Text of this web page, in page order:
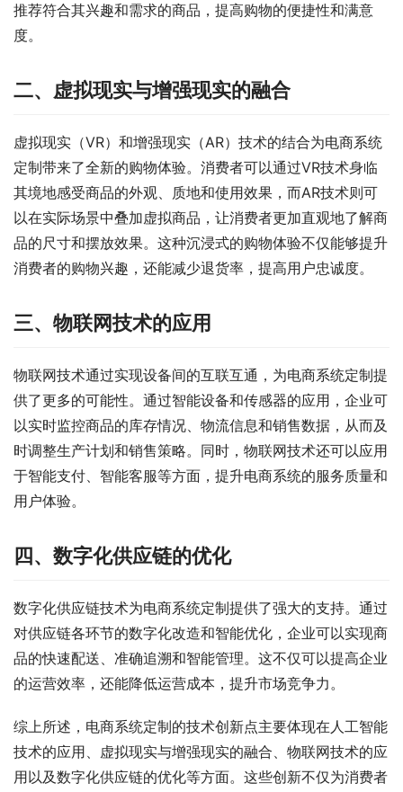
推荐符合其兴趣和需求的商品，提高购物的便捷性和满意
度。
二、虚拟现实与增强现实的融合
虚拟现实（VR）和增强现实（AR）技术的结合为电商系统
定制带来了全新的购物体验。消费者可以通过VR技术身临
其境地感受商品的外观、质地和使用效果，而AR技术则可
以在实际场景中叠加虚拟商品，让消费者更加直观地了解商
品的尺寸和摆放效果。这种沉浸式的购物体验不仅能够提升
消费者的购物兴趣，还能减少退货率，提高用户忠诚度。
三、物联网技术的应用
物联网技术通过实现设备间的互联互通，为电商系统定制提
供了更多的可能性。通过智能设备和传感器的应用，企业可
以实时监控商品的库存情况、物流信息和销售数据，从而及
时调整生产计划和销售策略。同时，物联网技术还可以应用
于智能支付、智能客服等方面，提升电商系统的服务质量和
用户体验。
四、数字化供应链的优化
数字化供应链技术为电商系统定制提供了强大的支持。通过
对供应链各环节的数字化改造和智能优化，企业可以实现商
品的快速配送、准确追溯和智能管理。这不仅可以提高企业
的运营效率，还能降低运营成本，提升市场竞争力。
综上所述，电商系统定制的技术创新点主要体现在人工智能
技术的应用、虚拟现实与增强现实的融合、物联网技术的应
用以及数字化供应链的优化等方面。这些创新不仅为消费者